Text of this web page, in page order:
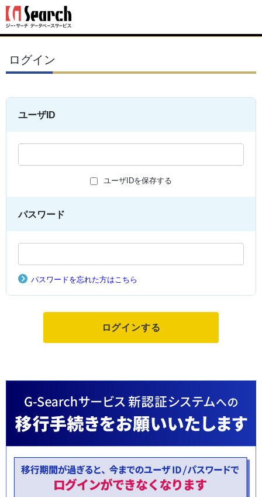
ログイン
ユーザID
ユーザIDを保存する
パスワード
パスワードを忘れた方はこちら